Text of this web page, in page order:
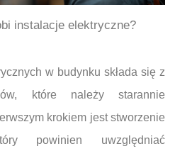
instalacje elektryczne?
w budynku składa się z
które należy starannie
krokiem jest stworzenie
powinien uwzględniać